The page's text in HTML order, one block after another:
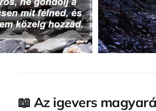
📖 Az igevers